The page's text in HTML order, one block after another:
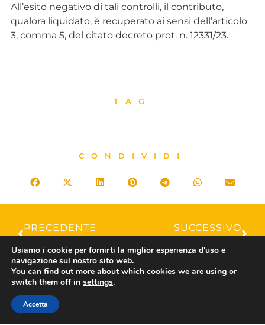
All’esito negativo di tali controlli, il contributo,
qualora liquidato, è recuperato ai sensi dell’articolo
3, comma 5, del citato decreto prot. n. 12331/23.
TAG
CONDIVIDI
PRECEDENTE
SUCCESSIVO
Usiamo i cookie per fornirti la miglior esperienza d'uso e
navigazione sul nostro sito web.
You can find out more about which cookies we are using or
switch them off in settings.
Accetta